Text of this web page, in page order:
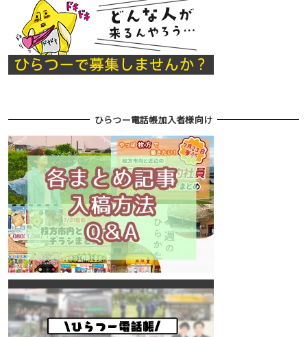
ひらつー電話帳加入者様向け